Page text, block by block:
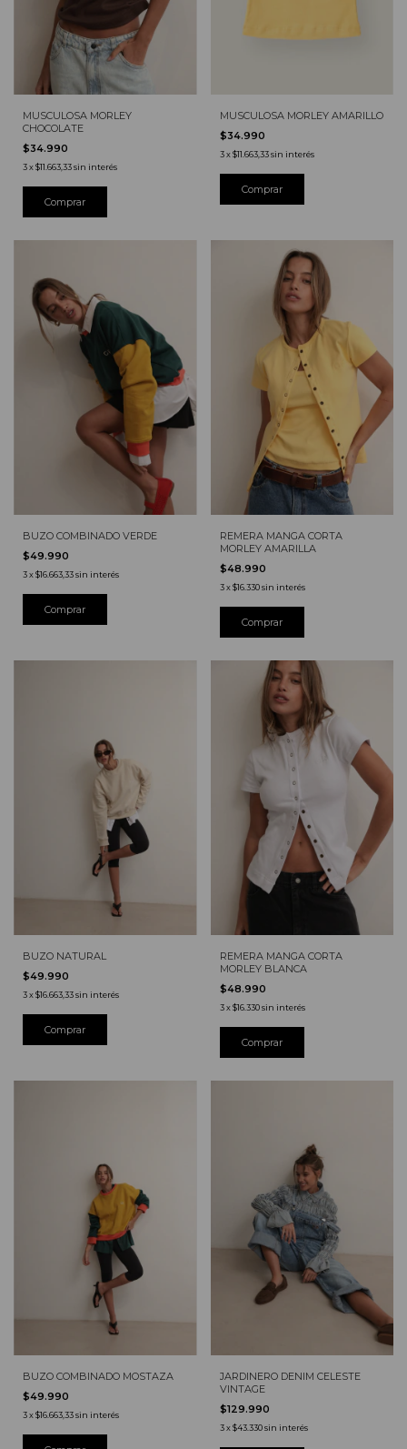
MUSCULOSA MORLEY
CHOCOLATE
$34.990
3x$11.663,33sin interés
Comprar
MUSCULOSA MORLEY AMARILLO
$34.990
3 x$11.663,33 sin interés
Comprar
BUZO COMBINADO VERDE
$49.990
3x$16.663,33sin interés
REMERA MANGA CORTA
MORLEY AMARILLA
$48.990
3 x$16.330 sin interés
Comprar
BUZO NATURAL
$49.990
3x$16.663,33sin interés
REMERA MANGA CORTA
MORLEY BLANCA
$48.990
3 x$16.330 sin interés
Comprar
BUZO COMBINADO MOSTAZA
$49.990
3x$16.663,33sin interés
JARDINERO DENIM CELESTE
VINTAGE
$129.990
3 x$43.330 sin interés